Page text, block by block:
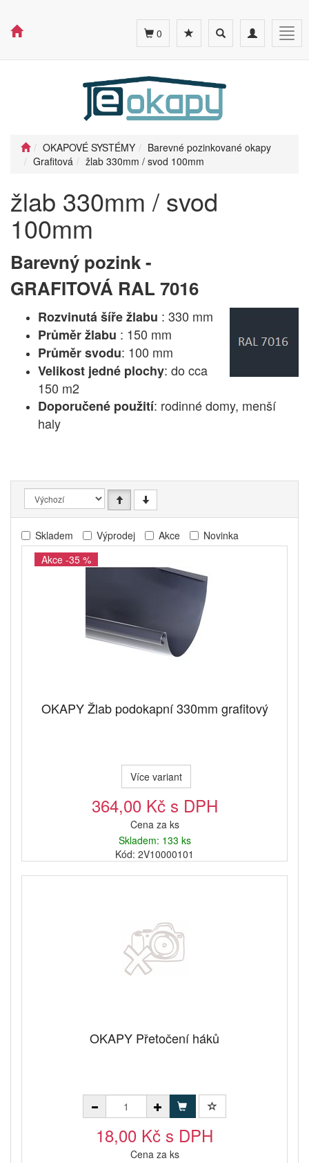
Toggle
navigation
Toggle
search
0
OKAPOVÉ SYSTÉMY
Barevné pozinkované okapy
Grafitová
žlab 330mm / svod 100mm
žlab 330mm / svod
100mm
Barevný pozink -
GRAFITOVÁ RAL 7016
Rozvinutá šíře žlabu : 330 mm
Průměr žlabu : 150 mm
Průměr svodu: 100 mm
Velikost jedné plochy: do cca
150 m2
Doporučené použití: rodinné domy, menší
haly
Skladem Výprodej Akce
Novinka
Akce -35 %
OKAPY Žlab podokapní 330mm grafitový
Více variant
364,00 Kč s DPH
Cena za ks
Skladem: 133 ks
Kód: 2V10000101
OKAPY Přetočení háků
18,00 Kč s DPH
Cena za ks